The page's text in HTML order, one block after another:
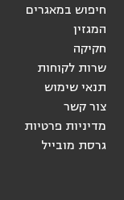
חיפוש במאגרים
המגזין
חקיקה
שרות לקוחות
תנאי שימוש
צור קשר
מדיניות פרטיות
גרסת מובייל